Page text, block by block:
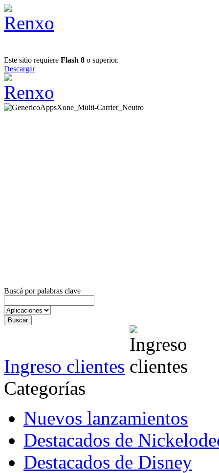
Este sitio requiere Flash 8 o superior.
Descargar
Buscá por palabras clave
Ingreso clientes
Categorías
Nuevos lanzamientos
Destacados de
Destacados de Disney